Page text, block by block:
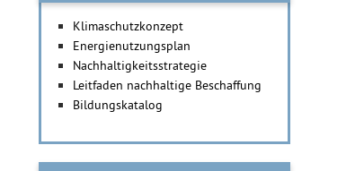
Klimaschutzkonzept
Energienutzungsplan
Nachhaltigkeitsstrategie
Leitfaden nachhaltige Beschaffung
Bildungskatalog